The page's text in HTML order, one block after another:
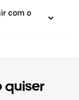
com o
quiser